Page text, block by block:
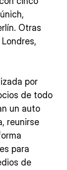
Otras
por
de todo
un auto
reunirse
para
de